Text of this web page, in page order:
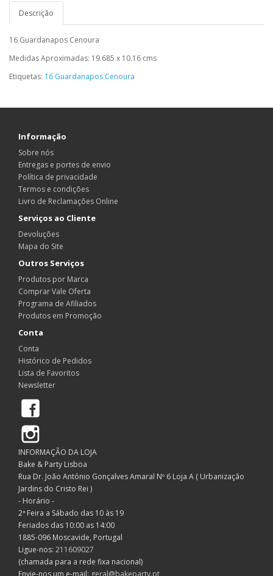
Descrição
16 Guardanapos Cenoura
Medidas Aproximadas: 19.685 x 10.16 cms
Etiquetas: 16 Guardanapos Cenoura
Informação
Sobre nós
Entregas e portes de envio
Política de privacidade
Termos e condições
Livro de Reclamações Online
Serviços ao Cliente
Devoluções
Mapa do Site
Outros Serviços
Produtos por Marca
Comprar Vale Oferta
Programa de Afiliados
Produtos em Promoção
Conta
Conta
Histórico de Pedidos
Lista de Favoritos
Newsletter
INFORMAÇÃO DA LOJA
Bake & Party Lisboa
Rua Dr. João António Gonçalves Amaral Nº 6 Loja A ( Urbanização
Jardins do Cristo Rei )
- Horário -
2ª Feira a Sábado das 10 às 19
Feriados das 10:00 as 14:00
1885-096 Moscavide, Portugal
Ligue-nos: 211609027
(chamada para a rede fixa nacional)
Envie-nos um e-mail: geral@bakeparty.pt